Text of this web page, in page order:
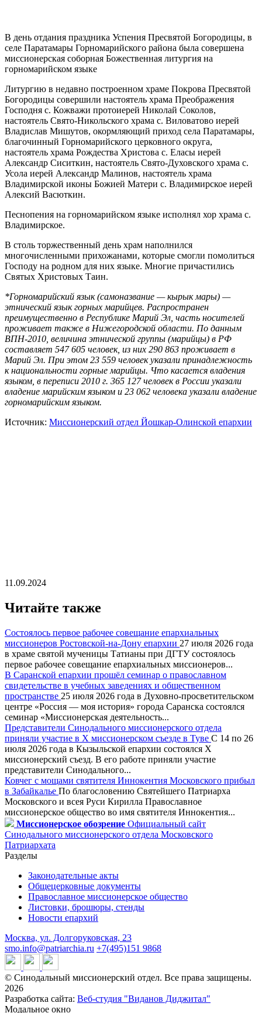
В день отдания праздника Успения Пресвятой Богородицы, в
селе Паратамары Горномарийского района была совершена
миссионерская соборная Божественная литургия на
горномарийском языке
Литургию в недавно построенном храме Покрова Пресвятой
Богородицы совершили настоятель храма Преображения
Господня с. Кожважи протоиерей Николай Соколов,
настоятель Свято-Никольского храма с. Виловатово иерей
Владислав Мишутов, окормляющий приход села Паратамары,
благочинный Горномарийского церковного округа,
настоятель храма Рождества Христова с. Еласы иерей
Александр Сиситкин, настоятель Свято-Духовского храма с.
Усола иерей Александр Малинов, настоятель храма
Владимирской иконы Божией Матери с. Владимирское иерей
Алексий Васюткин.
Песнопения на горномарийском языке исполнял хор храма с.
Владимирское.
В столь торжественный день храм наполнился
многочисленными прихожанами, которые смогли помолиться
Господу на родном для них языке. Многие причастились
Святых Христовых Таин.
*Горномарийский язык (самоназвание — кырык мары) —
этнический язык горных марийцев. Распространен
преимущественно в Республике Марий Эл, часть носителей
проживает также в Нижегородской области. По данным
ВПН-2010, величина этнической группы (марийцы) в РФ
составляет 547 605 человек, из них 290 863 проживает в
Марий Эл. При этом 23 559 человек указали принадлежность
к национальности горные марийцы. Что касается владения
языком, в переписи 2010 г. 365 127 человек в России указали
владение марийским языком и 23 062 человека указали владение
горномарийским языком.
Источник: Миссионерский отдел Йошкар-Олинской епархии
11.09.2024
Читайте также
Состоялось первое рабочее совещание епархиальных
миссионеров Ростовской-на-Дону епархии 27 июля 2026 года
в храме святой мученицы Татианы при ДГТУ состоялось
первое рабочее совещание епархиальных миссионеров...
В Саранской епархии прошёл семинар о православном
свидетельстве в учебных заведениях и общественном
пространстве 25 июля 2026 года в Духовно-просветительском
центре «Россия — моя история» города Саранска состоялся
семинар «Миссионерская деятельность...
Представители Синодального миссионерского отдела
приняли участие в X миссионерском съезде в Туве С 14 по 26
июля 2026 года в Кызыльской епархии состоялся X
миссионерский съезд. В его работе приняли участие
представители Синодального...
Ковчег с мощами святителя Иннокентия Московского прибыл
в Забайкалье По благословению Святейшего Патриарха
Московского и всея Руси Кирилла Православное
миссионерское общество во имя святителя Иннокентия...
Миссионерское обозрение Официальный сайт
Синодального миссионерского отдела Московского
Патриархата
Разделы
Законодательные акты
Общецерковные документы
Православное миссионерское общество
Листовки, брошюры, стенды
Новости епархий
Москва, ул. Долгоруковская, 23
smo.info@patriarchia.ru +7(495)151 9868
© Синодальный миссионерский отдел. Все права защищены.
2026
Разработка сайта: Веб-студия "Виданов Диджитал"
Модальное окно